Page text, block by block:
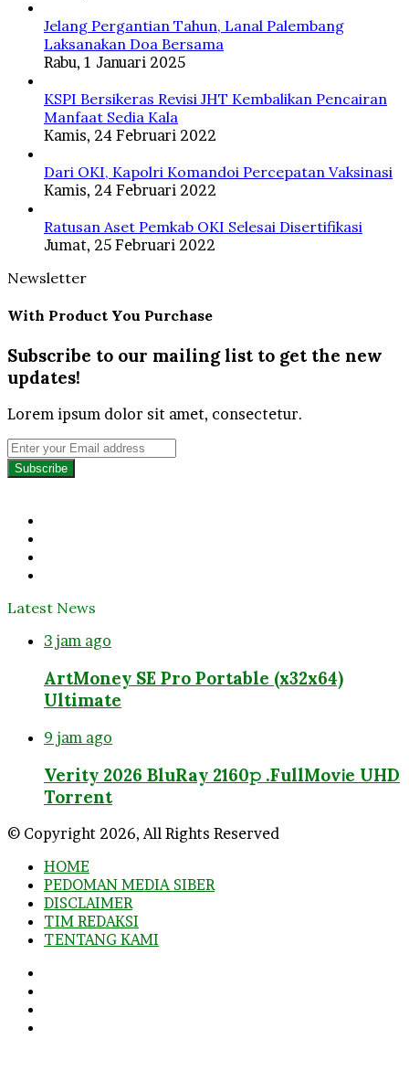
Jelang Pergantian Tahun, Lanal Palembang
Laksanakan Doa Bersama
Rabu, 1 Januari 2025
KSPI Bersikeras Revisi JHT Kembalikan Pencairan
Manfaat Sedia Kala
Kamis, 24 Februari 2022
Dari OKI, Kapolri Komandoi Percepatan Vaksinasi
Kamis, 24 Februari 2022
Ratusan Aset Pemkab OKI Selesai Disertifikasi
Jumat, 25 Februari 2022
Newsletter
With Product You Purchase
Subscribe to our mailing list to get the new
updates!
Lorem ipsum dolor sit amet, consectetur.
Enter
your
Email
Latest News
3 jam ago
ArtMoney SE Pro Portable (x32x64)
Ultimate
9 jam ago
Verity 2026 BluRay 2160𝚙 .FullMov𝗂e UHD
Torrent
© Copyright 2026, All Rights Reserved
HOME
PEDOMAN MEDIA SIBER
DISCLAIMER
TIM REDAKSI
TENTANG KAMI